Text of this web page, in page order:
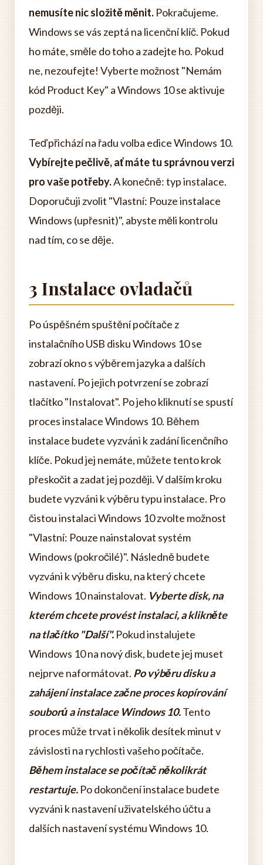
nemusíte nic složitě měnit. Pokračujeme.
Windows se vás zeptá na licenční klíč. Pokud
ho máte, směle do toho a zadejte ho. Pokud
ne, nezoufejte! Vyberte možnost "Nemám
kód Product Key" a Windows 10 se aktivuje
později.
Teď přichází na řadu volba edice Windows 10.
Vybírejte pečlivě, ať máte tu správnou verzi
pro vaše potřeby.A konečně: typ instalace.
Doporučuji zvolit "Vlastní: Pouze instalace
Windows (upřesnit)", abyste měli kontrolu
nad tím, co se děje.
3 Instalace ovladačů
Po úspěšném spuštění počítače z
instalačního USB disku Windows 10 se
zobrazí okno s výběrem jazyka a dalších
nastavení. Po jejich potvrzení se zobrazí
tlačítko "Instalovat". Po jeho kliknutí se spustí
proces instalace Windows 10. Během
instalace budete vyzváni k zadání licenčního
klíče. Pokud jej nemáte, můžete tento krok
přeskočit a zadat jej později. V dalším kroku
budete vyzváni k výběru typu instalace. Pro
čistou instalaci Windows 10 zvolte možnost
"Vlastní: Pouze nainstalovat systém
Windows (pokročilé)". Následně budete
vyzváni k výběru disku, na který chcete
Windows 10 nainstalovat. Vyberte disk, na
kterém chcete provést instalaci, a klikněte
na tlačítko "Další". Pokud instalujete
Windows 10 na nový disk, budete jej muset
nejprve naformátovat. Po výběru disku a
zahájení instalace začne proces kopírování
souborů a instalace Windows 10.Tento
proces může trvat i několik desítek minut v
závislosti na rychlosti vašeho počítače.
Během instalace se počítač několikrát
restartuje. Po dokončení instalace budete
vyzváni k nastavení uživatelského účtu a
dalších nastavení systému Windows 10.